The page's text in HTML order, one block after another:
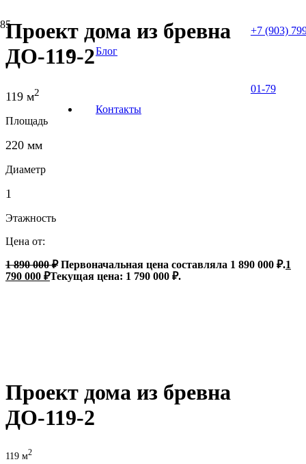
Блог
Контакты
+7 (903)
01-79
Проект дома из бревна
ДО-119-2
119 м2
Площадь
220 мм
Диаметр
1
Этажность
Цена от:
1 890 000₽ Первоначальная цена составляла 1 890 000 ₽.1
790 000 ₽Текущая цена: 1 790 000 ₽.
Проект дома из бревна
ДО-119-2
119 м2